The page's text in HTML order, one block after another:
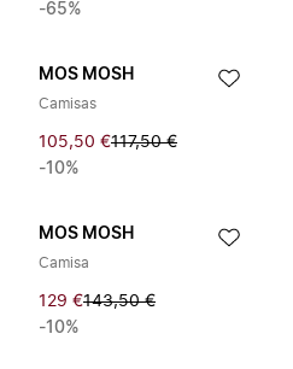
-65%
MOS MOSH
Camisas
105,50 €117,50 €
-10%
MOS MOSH
Camisa
129 €143,50 €
-10%